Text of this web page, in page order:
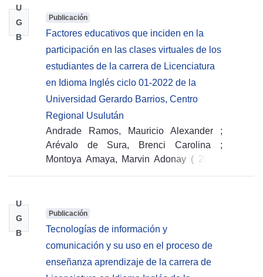
U
G
B
Publicación
Factores educativos que inciden en la
participación en las clases virtuales de los
estudiantes de la carrera de Licenciatura
en Idioma Inglés ciclo 01-2022 de la
Universidad Gerardo Barrios, Centro
Regional Usulután
Andrade Ramos, Mauricio Alexander
;
Arévalo de Sura, Brenci Carolina
;
Montoya Amaya, Marvin Adonay ( 2022-
U
G
B
Publicación
Tecnologías de información y
comunicación y su uso en el proceso de
enseñanza aprendizaje de la carrera de